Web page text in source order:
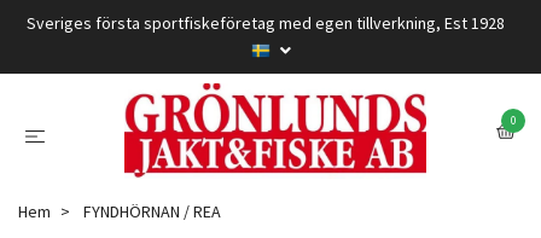
Sveriges första sportfiskeföretag med egen tillverkning, Est 1928
0
Hem FYNDHÖRNAN / REA